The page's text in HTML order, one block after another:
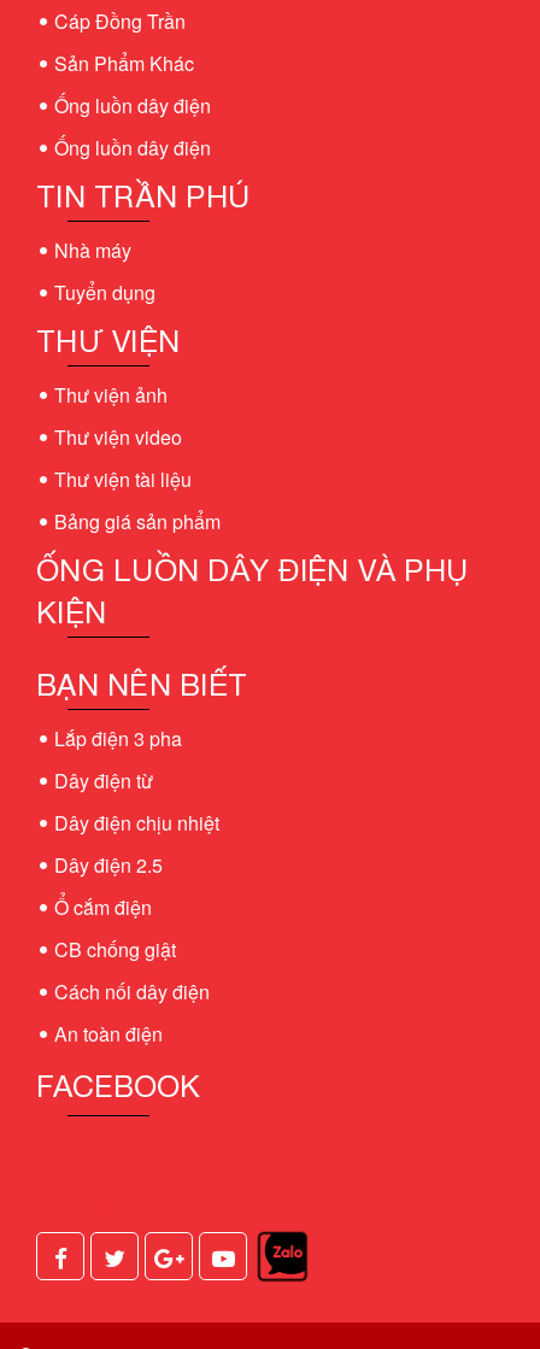
Cáp Đồng Trần
Sản Phẩm Khác
Ống luồn dây điện
Ống luồn dây điện
TIN TRẦN PHÚ
Nhà máy
Tuyển dụng
THƯ VIỆN
Thư viện ảnh
Thư viện video
Thư viện tài liệu
Bảng giá sản phẩm
ỐNG LUỒN DÂY ĐIỆN VÀ PHỤ
KIỆN
BẠN NÊN BIẾT
Lắp điện 3 pha
Dây điện từ
Dây điện chịu nhiệt
Dây điện 2.5
Ổ cắm điện
CB chống giật
Cách nối dây điện
An toàn điện
FACEBOOK